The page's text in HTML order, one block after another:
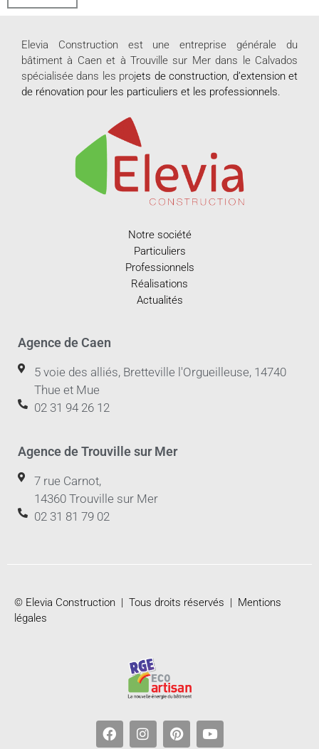
Elevia Construction est une entreprise générale du
bâtiment à Caen et à Trouville sur Mer dans le Calvados
spécialisée dans les projets deconstruction, d’extension et
de rénovation pour les particuliers et les professionnels.
Notre société
Particuliers
Professionnels
Réalisations
Actualités
Agence de Caen
5 voie des alliés, Bretteville l'Orgueilleuse, 14740
Thue et Mue
02 31 94 26 12
Agence de Trouville sur Mer
7 rue Carnot,
14360 Trouville sur Mer
02 31 81 79 02
© Elevia Construction | Tous droits réservés | Mentions
légales